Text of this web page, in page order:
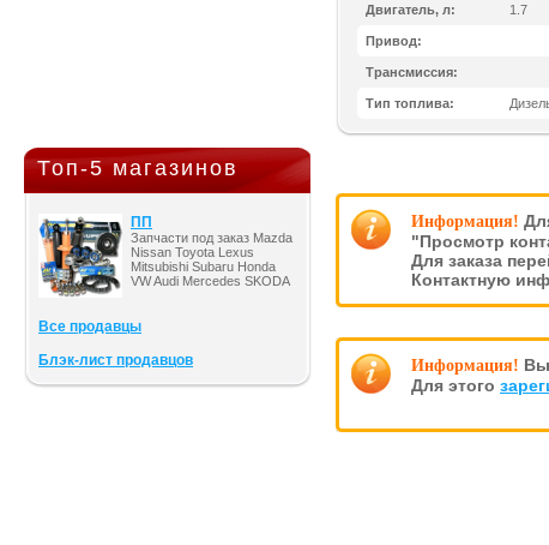
Топ-5 магазинов
ПП
Запчасти под заказ Mazda
Nissan Toyota Lexus
Mitsubishi Subaru Honda
VW Audi Mercedes SKODA
Все продавцы
Блэк-лист продавцов
Двигатель, л: 1.7
Привод:
Трансмиссия:
Тип топлива:
Информация!
"Просмотр
Для заказа
Контактную
Информация! Вы
Для этого